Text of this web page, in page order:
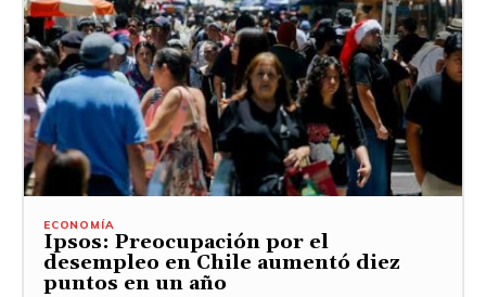
ECONOMÍA
Ipsos: Preocupación por el
desempleo en Chile aumentó diez
puntos en un año